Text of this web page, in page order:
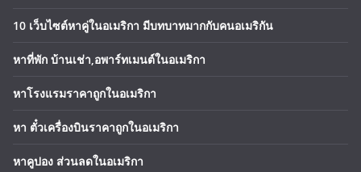
10 เว็บไซต์หาคู่ในอเมริกา มีบทบาทมากกับคนอเมริกัน
หาที่พัก บ้านเช่า,อพาร์ทเมนต์ในอเมริกา
หาโรงแรมราคาถูกในอเมริกา
หา ตั๋วเครื่องบินราคาถูกในอเมริกา
หาคูปอง ส่วนลดในอเมริกา